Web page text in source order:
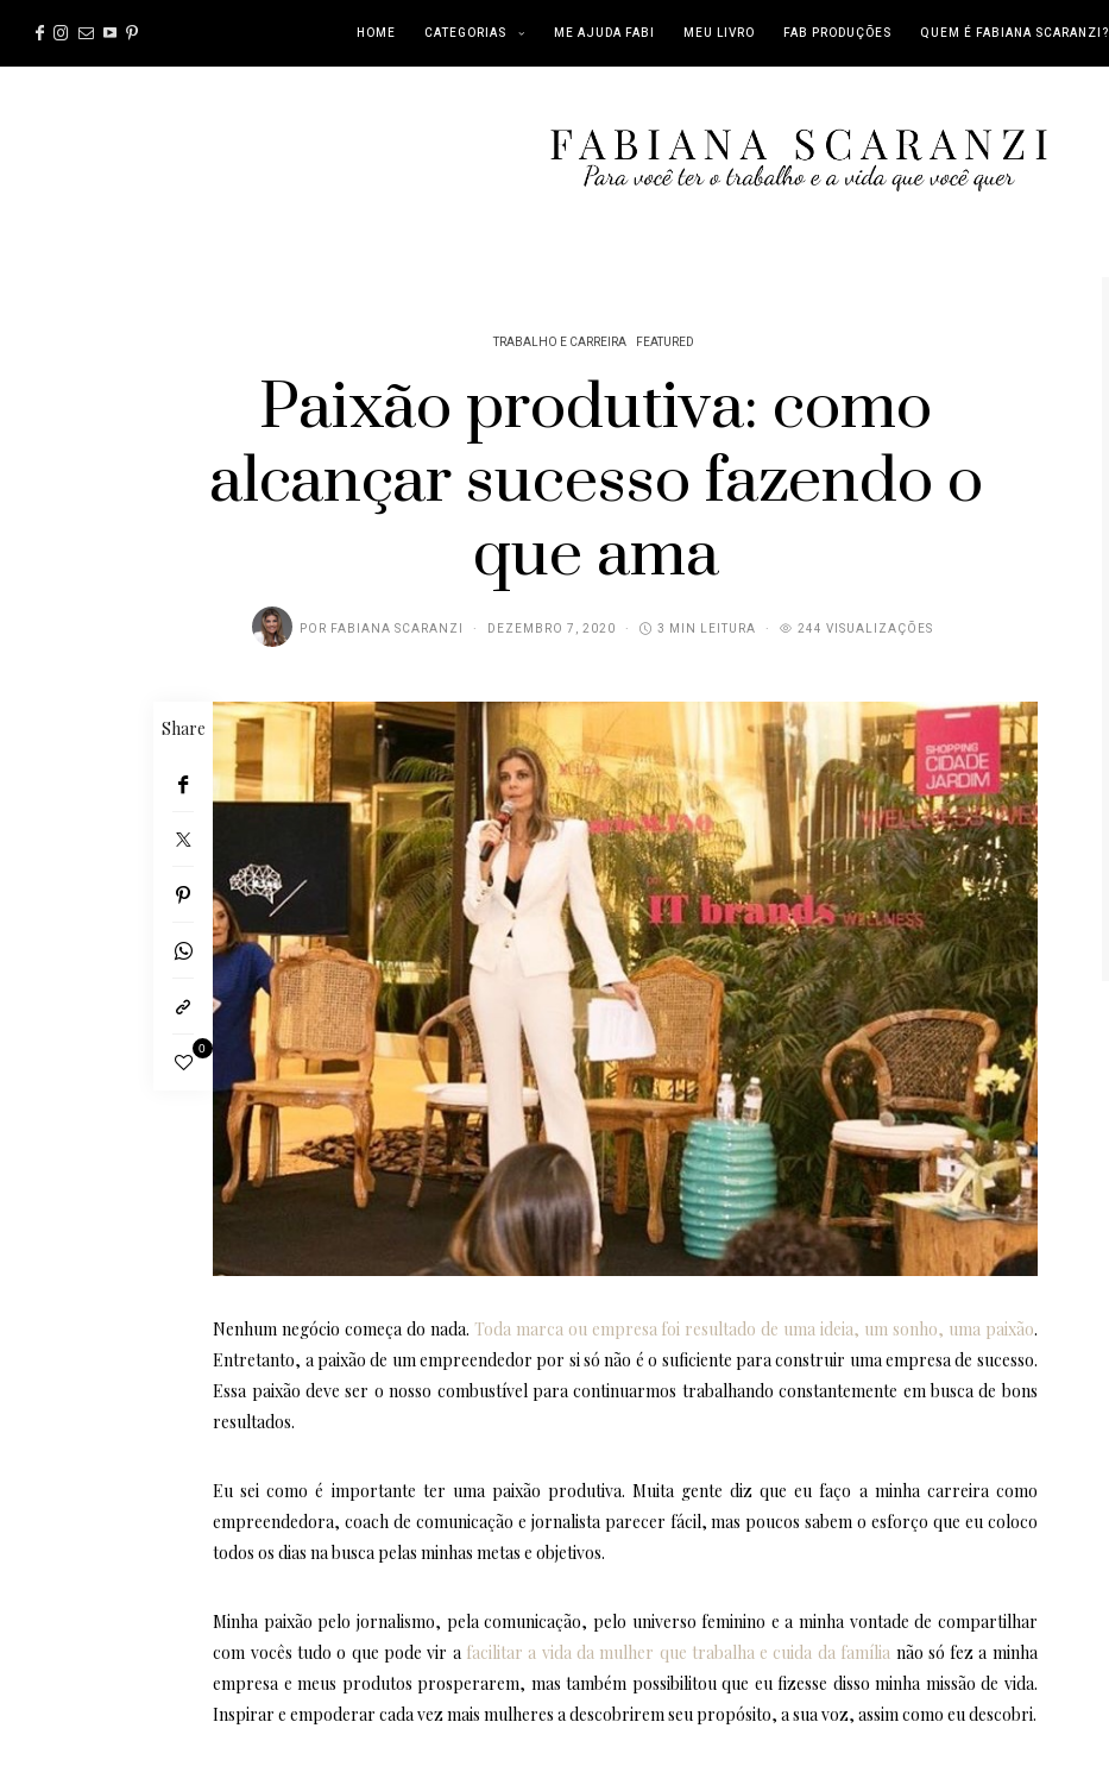
HOME CATEGORIAS ME AJUDA FABI MEU LIVRO FAB PRODUÇÕES QUEM É FABIANA SCARANZI?
TRABALHO E CARREIRA FEATURED
Paixão produtiva: como
alcançar sucesso fazendo o
que ama
POR FABIANA SCARANZI DEZEMBRO 7, 2020 3 MIN LEITURA 244 VISUALIZAÇÕES
Share
0
Nenhum negócio começa do nada. Toda marca ou empresa foi resultado de uma ideia, um sonho, uma paixão.
Entretanto, a paixão de um empreendedor por si só não é o suficiente para construir uma empresa de sucesso.
Essa paixão deve ser o nosso combustível para continuarmos trabalhando constantemente em busca de bons
resultados.
Eu sei como é importante ter uma paixão produtiva. Muita gente diz que eu faço a minha carreira como
empreendedora, coach de comunicação e jornalista parecer fácil, mas poucos sabem o esforço que eu coloco
todos os dias na busca pelas minhas metas e objetivos.
Minha paixão pelo jornalismo, pela comunicação, pelo universo feminino e a minha vontade de compartilhar
com vocês tudo o que pode vir a facilitar a vida da mulher que trabalha e cuida da família não só fez a minha
empresa e meus produtos prosperarem, mas também possibilitou que eu fizesse disso minha missão de vida.
Inspirar e empoderar cada vez mais mulheres a descobrirem seu propósito, a sua voz, assim como eu descobri.